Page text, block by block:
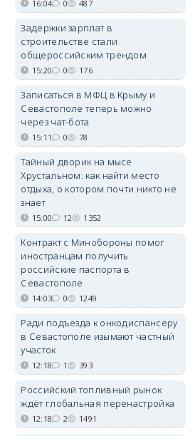
16:04 0 487
Задержки зарплат в
строительстве стали
общероссийским трендом
15:20 0 176
Записаться в МФЦ в Крыму и
Севастополе теперь можно
через чат-бота
15:11 0 78
Тайный дворик на мысе
Хрустальном: как найти место
отдыха, о котором почти никто не
знает
15:00 12 1352
Контракт с Минобороны помог
иностранцам получить
российские паспорта в
Севастополе
14:03 0 1249
Ради подъезда к онкодиспансеру
в Севастополе изымают частный
участок
12:18 1 393
Российский топливный рынок
ждёт глобальная перенастройка
12:18 2 1491